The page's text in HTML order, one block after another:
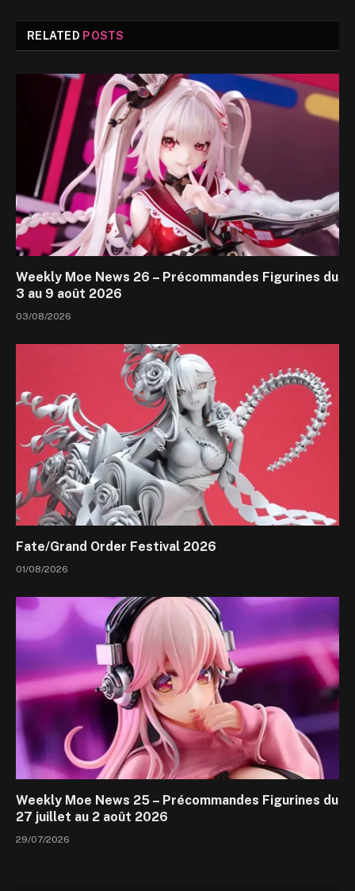
RELATED POSTS
Weekly Moe News 26 – Précommandes Figurines du
3 au 9 août 2026
03/08/2026
Fate/Grand Order Festival 2026
01/08/2026
Weekly Moe News 25 – Précommandes Figurines du
27 juillet au 2 août 2026
29/07/2026